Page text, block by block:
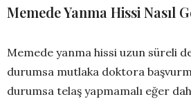
Memede Yanma Hissi Nasıl
Memede yanma hissi uzun süreli
durumsa mutlaka doktora
durumsa telaş yapmamalı eğer